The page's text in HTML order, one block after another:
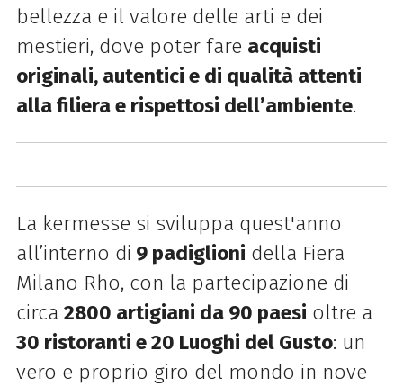
bellezza e il valore delle arti e dei
mestieri, dove poter fare acquisti
originali, autentici e di qualità attenti
alla filiera e rispettosi dell’ambiente.
La kermesse si sviluppa quest'anno
all’interno di 9 padiglioni della Fiera
Milano Rho, con la partecipazione di
circa 2800 artigiani da 90 paesi oltre a
30 ristoranti e 20 Luoghi del Gusto: un
vero e proprio giro del mondo in nove